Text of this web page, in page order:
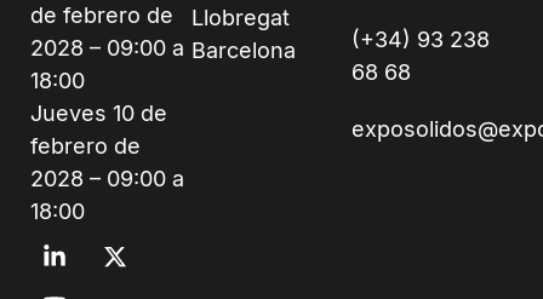
de febrero de
2028 – 09:00 a
18:00
Jueves 10 de
febrero de
2028 – 09:00 a
18:00
Llobregat
Barcelona
(+34) 93 238
68 68